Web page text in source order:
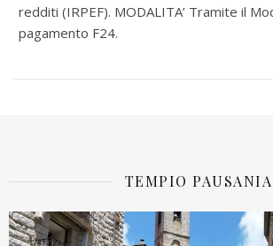
redditi (IRPEF). MODALITA’ Tramite il
pagamento F24.
TEMPIO PAUSANIA